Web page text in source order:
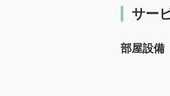
サー
部屋設備